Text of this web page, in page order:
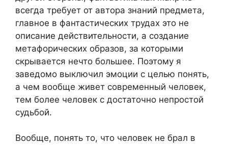
всегда требует от автора знаний предмета,
главное в фантастических трудах это не
описание действительности, а создание
метафорических образов, за которыми
скрывается нечто большее. Поэтому я
заведомо выключил эмоции с целью понять,
а чем вообще живет современный человек,
тем более человек с достаточно непростой
судьбой.
Вообще, понять то, что человек не брал в